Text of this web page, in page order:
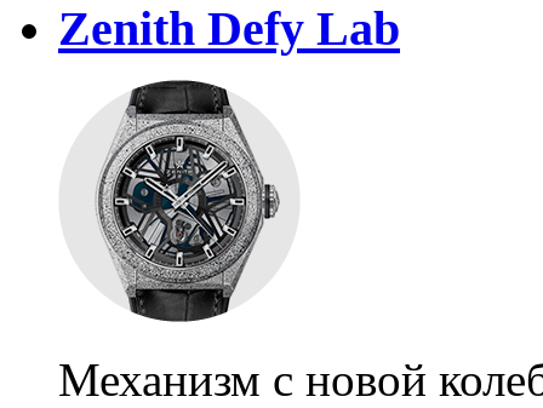
Zenith Defy Lab
Механизм с новой